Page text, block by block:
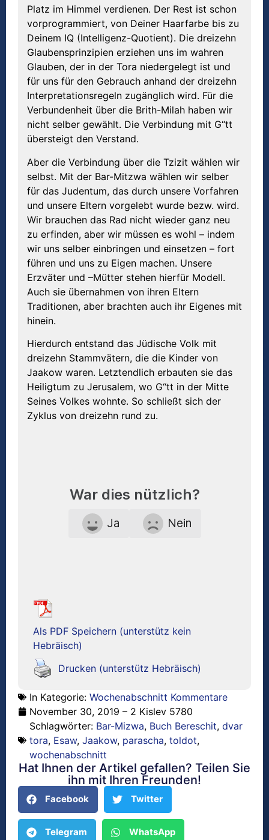
Platz im Himmel verdienen. Der Rest ist schon
vorprogrammiert, von Deiner Haarfarbe bis zu
Deinem IQ (Intelligenz-Quotient). Die dreizehn
Glaubensprinzipien erziehen uns im wahren
Glauben, der in der Tora niedergelegt ist und
für uns für den Gebrauch anhand der dreizehn
Interpretationsregeln zugänglich wird. Für die
Verbundenheit über die Brith-Milah haben wir
nicht selber gewählt. Die Verbindung mit G“tt
übersteigt den Verstand.
Aber die Verbindung über die Tzizit wählen wir
selbst. Mit der Bar-Mitzwa wählen wir selber
für das Judentum, das durch unsere Vorfahren
und unsere Eltern vorgelebt wurde bezw. wird.
Wir brauchen das Rad nicht wieder ganz neu
zu erfinden, aber wir müssen es wohl – indem
wir uns selber einbringen und einsetzen – fort
führen und uns zu Eigen machen. Unsere
Erzväter und –Mütter stehen hierfür Modell.
Auch sie übernahmen von ihren Eltern
Traditionen, aber brachten auch ihr Eigenes mit
hinein.
Hierdurch entstand das Jüdische Volk mit
dreizehn Stammvätern, die die Kinder von
Jaakow waren. Letztendlich erbauten sie das
Heiligtum zu Jerusalem, wo G“tt in der Mitte
Seines Volkes wohnte. So schließt sich der
Zyklus von dreizehn rund zu.
War dies nützlich?
Ja Nein
Als PDF Speichern (unterstütz kein
Hebräisch)
Drucken (unterstütz Hebräisch)
In Kategorie: Wochenabschnitt Kommentare
November 30, 2019 – 2 Kislev 5780
Schlagwörter: Bar-Mizwa, Buch Bereschit, dvar
tora, Esaw, Jaakow, parascha, toldot,
wochenabschnitt
Hat Ihnen der Artikel gefallen? Teilen Sie
ihn mit Ihren Freunden!
Facebook Twitter
Telegram WhatsApp